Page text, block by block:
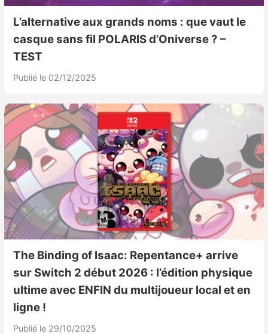
L’alternative aux grands noms : que vaut le
casque sans fil POLARIS d’Oniverse ? –
TEST
Publié le 02/12/2025
The Binding of Isaac: Repentance+ arrive
sur Switch 2 début 2026 : l’édition physique
ultime avec ENFIN du multijoueur local et en
ligne !
Publié le 29/10/2025